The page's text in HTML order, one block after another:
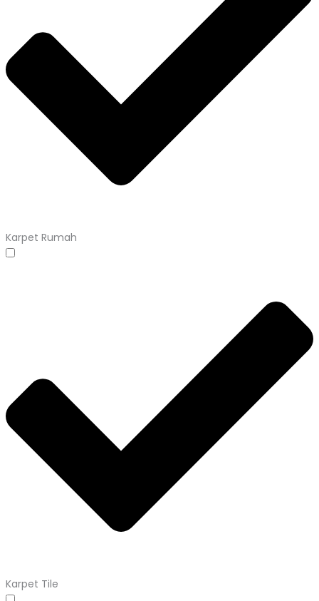
Karpet Rumah
Karpet Tile